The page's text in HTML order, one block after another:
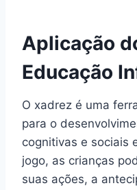
Aplicação
Educação
O xadrez é uma
para o
cognitivas e sociais
jogo, as crianças
suas ações, a